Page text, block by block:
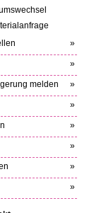
»
»
melden »
»
»
»
»
»